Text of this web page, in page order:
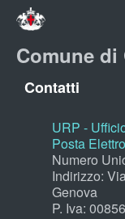
Comune di
Contatti
URP -
Posta
Numero
Indirizzo:
Genova
P. Iva: